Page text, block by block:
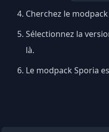
Cherchez le modpack
Sélectionnez la
là.
Le modpack Sporia